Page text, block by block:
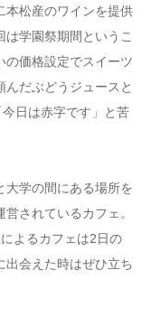
本松産のワインを提供
学園祭期間というこ
の価格設定でスイーツ
んだぶどうジュースと
日は赤字です」と苦
大学の間にある場所を
されているカフェ。
よるカフェは2日の
出会えた時はぜひ立ち